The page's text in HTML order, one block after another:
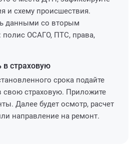
и схему происшествия.
данными со вторым
полис ОСАГО, ПТС, права,
в страховую
срока подайте
свою страховую. Приложите
Далее будет осмотр, расчет
направление на ремонт.